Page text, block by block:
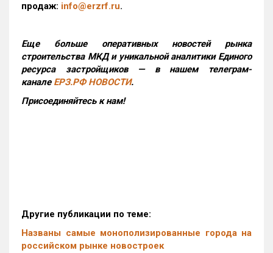
продаж: info@erzrf.ru.
Еще больше оперативных новостей рынка
строительства МКД и уникальной аналитики Единого
ресурса застройщиков — в нашем телеграм-
канале ЕРЗ.РФ НОВОСТИ.
Присоединяйтесь к нам!
Другие публикации по теме:
Названы самые монополизированные города на
российском рынке новостроек